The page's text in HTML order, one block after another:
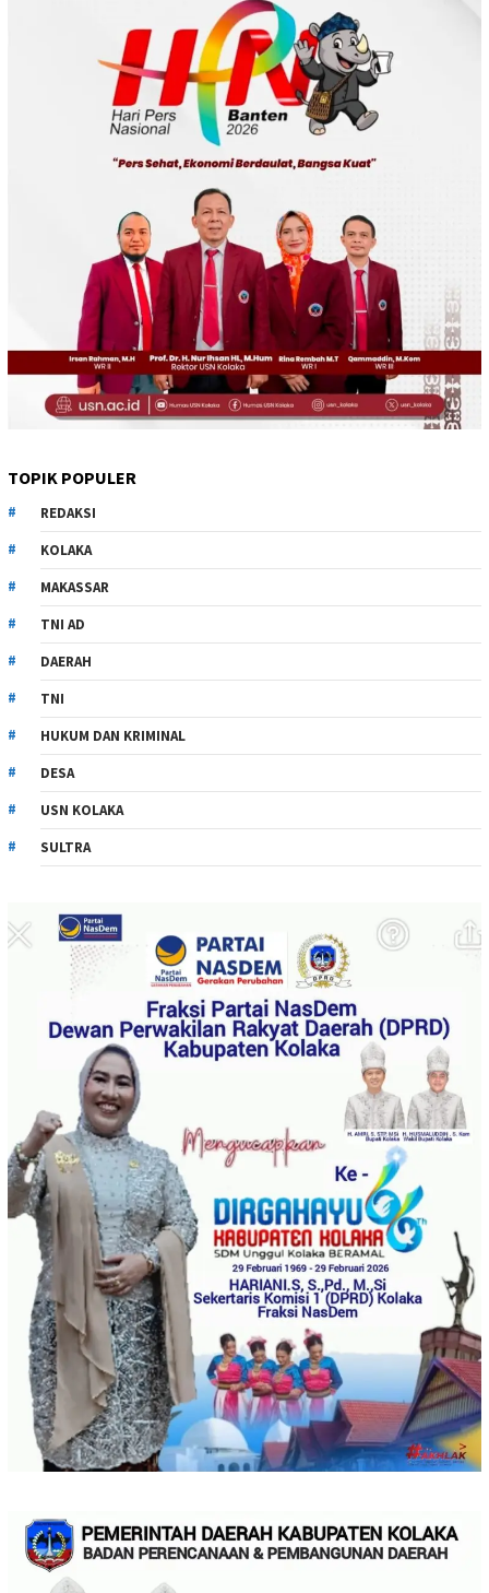
TOPIK POPULER
REDAKSI
KOLAKA
MAKASSAR
TNI AD
DAERAH
TNI
HUKUM DAN KRIMINAL
DESA
USN KOLAKA
SULTRA